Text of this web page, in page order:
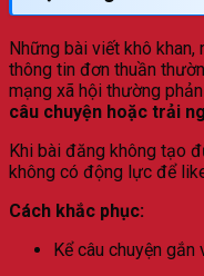
Những bài viết khô
thông tin đơn thuần
mạng xã hội thường
câu chuyện hoặc trải
Khi bài đăng không tạo
không có động lực để
Cách khắc phục:
Kể câu chuyện